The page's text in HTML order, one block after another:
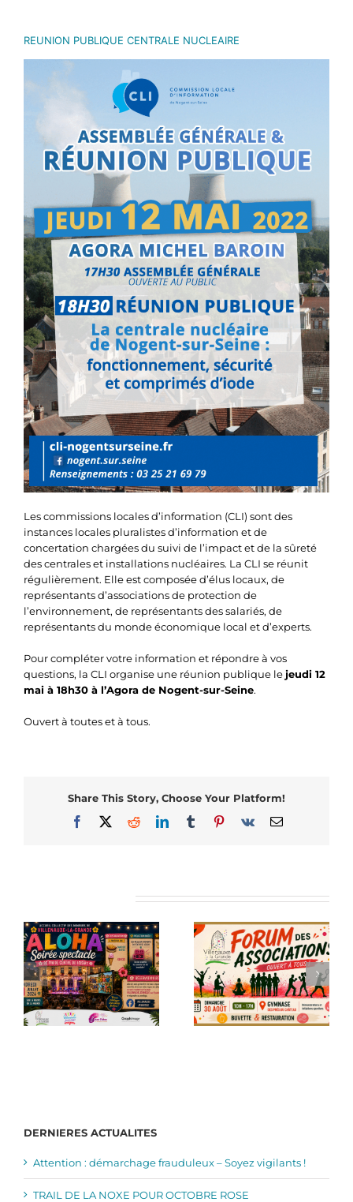
REUNION PUBLIQUE CENTRALE NUCLEAIRE
Les commissions locales d’information (CLI) sont des
instances locales pluralistes d’information et de
concertation chargées du suivi de l’impact et de la sûreté
des centrales et installations nucléaires. La CLI se réunit
régulièrement. Elle est composée d’élus locaux, de
représentants d’associations de protection de
l’environnement, de représentants des salariés, de
représentants du monde économique local et d’experts.
Pour compléter votre information et répondre à vos
questions, la CLI organise une réunion publique lejeudi 12
mai à 18h30 à l’Agora de Nogent-sur-Seine.
Ouvert à toutes et à tous.
Share This Story, Choose Your Platform!
Facebook
X RedditLinkedInTumblrPinterest
Vk Email
DERNIERES ACTUALITES
Attention : démarchage frauduleux – Soyez vigilants !
TRAIL DE LA NOXE POUR OCTOBRE ROSE